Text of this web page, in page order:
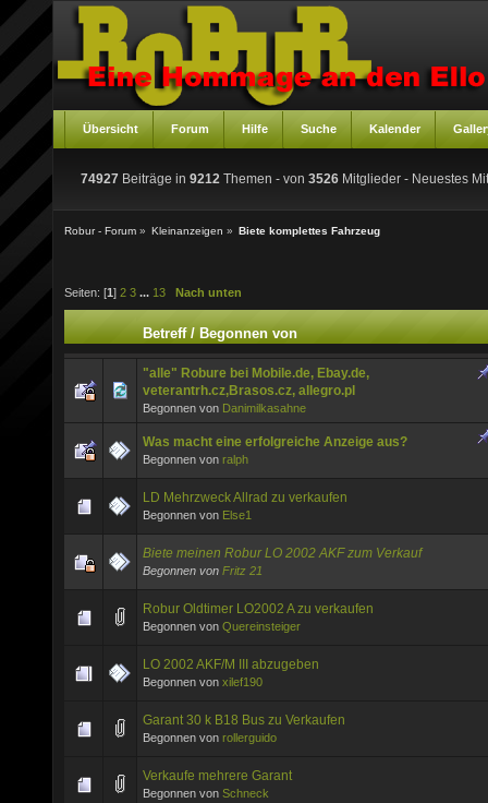
Übersicht Forum Hilfe Suche Kalender
74927 Beiträge in 9212 Themen - von 3526 Mitglieder - Neuestes
Robur - Forum » Kleinanzeigen » Biete komplettes Fahrzeug
Seiten: [1 ] 2 3 ... 13 Nach unten
Betreff/Begonnen von
"alle" Robure bei Mobile.de, Ebay.de,
veterantrh.cz,Brasos.cz, allegro.pl
Begonnen von Danimilkasahne
Was macht eine erfolgreiche Anzeige aus?
Begonnen von ralph
LD Mehrzweck Allrad zu verkaufen
Begonnen von Else1
Biete meinen Robur LO 2002 AKF zum Verkauf
Begonnen von Fritz 21
Robur Oldtimer LO2002 A zu verkaufen
Begonnen von Quereinsteiger
LO 2002 AKF/M III abzugeben
Begonnen von xilef190
Garant 30 k B18 Bus zu Verkaufen
Begonnen von rollerguido
Verkaufe mehrere Garant
Begonnen von Schneck